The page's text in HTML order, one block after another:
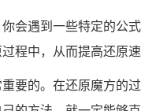
会遇到一些特定的公
程中，从而提高还原速
要的。在还原魔方的